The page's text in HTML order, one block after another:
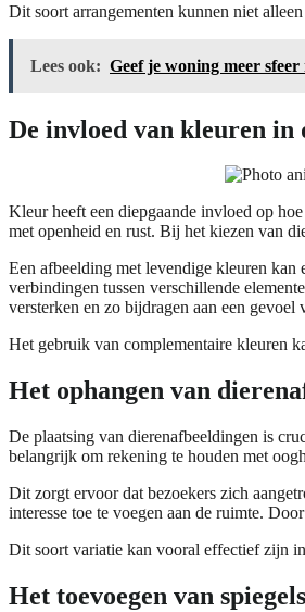
Dit soort arrangementen kunnen niet
Lees ook: Geef je woning meer
De invloed van kleuren in
Kleur heeft een diepgaande invloed op
met openheid en rust. Bij het kiezen van
Een afbeelding met levendige kleuren kan
verbindingen tussen verschillende
versterken en zo bijdragen aan een gevoel
Het gebruik van complementaire kleuren
Het ophangen van
De plaatsing van dierenafbeeldingen is
belangrijk om rekening te houden met
Dit zorgt ervoor dat bezoekers zich
interesse toe te voegen aan de ruimte.
Dit soort variatie kan vooral effectief zijn
Het toevoegen van